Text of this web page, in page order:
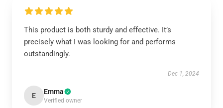
This product is both sturdy and effective. It’s
precisely what I was looking for and performs
outstandingly.
Dec 1, 2024
E Emma
Verified owner